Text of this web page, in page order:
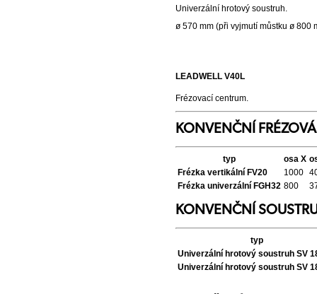
Univerzální hrotový soustruh.
ø 570 mm (při vyjmutí můstku ø 800
LEADWELL V40L
Frézovací centrum.
KONVENČNÍ
typ osa X
Frézka vertikální FV20
1000
Frézka univerzální FGH32 800
KONVENČNÍ
typ
Univerzální hrotový soustruh SV
Univerzální hrotový soustruh SV